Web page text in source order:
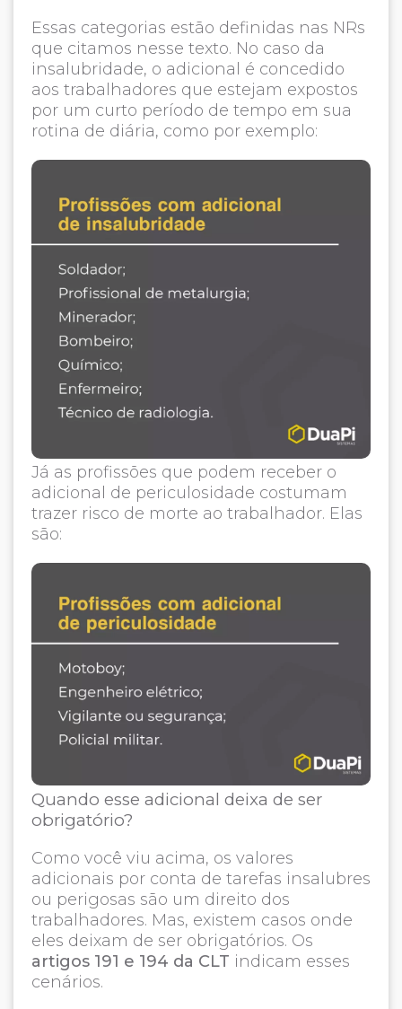
Essas categorias estão definidas nas NRs
que citamos nesse texto. No caso da
insalubridade, o adicional é concedido
aos trabalhadores que estejam expostos
por um curto período de tempo em sua
rotina de diária, como por exemplo:
Já as profissões que podem receber o
adicional de periculosidade costumam
trazer risco de morte ao trabalhador. Elas
são:
Quando esse adicional deixa de ser
obrigatório?
Como você viu acima, os valores
adicionais por conta de tarefas insalubres
ou perigosas são um direito dos
trabalhadores. Mas, existem casos onde
eles deixam de ser obrigatórios. Os
artigos 191 e 194 da CLT indicam esses
cenários.